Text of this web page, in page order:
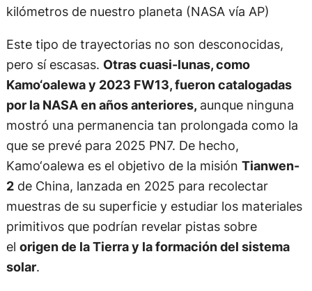
kilómetros de nuestro planeta (NASA vía AP)
Este tipo de trayectorias no son desconocidas,
pero sí escasas. Otras cuasi-lunas, como
Kamo‘oalewa y 2023 FW13, fueron catalogadas
por la NASA en años anteriores, aunque ninguna
mostró una permanencia tan prolongada como la
que se prevé para 2025 PN7. De hecho,
Kamo‘oalewa es el objetivo de la misión Tianwen-
2de China, lanzada en 2025 para recolectar
muestras de su superficie y estudiar los materiales
primitivos que podrían revelar pistas sobre
el origen de la Tierra y la formación del sistema
solar.